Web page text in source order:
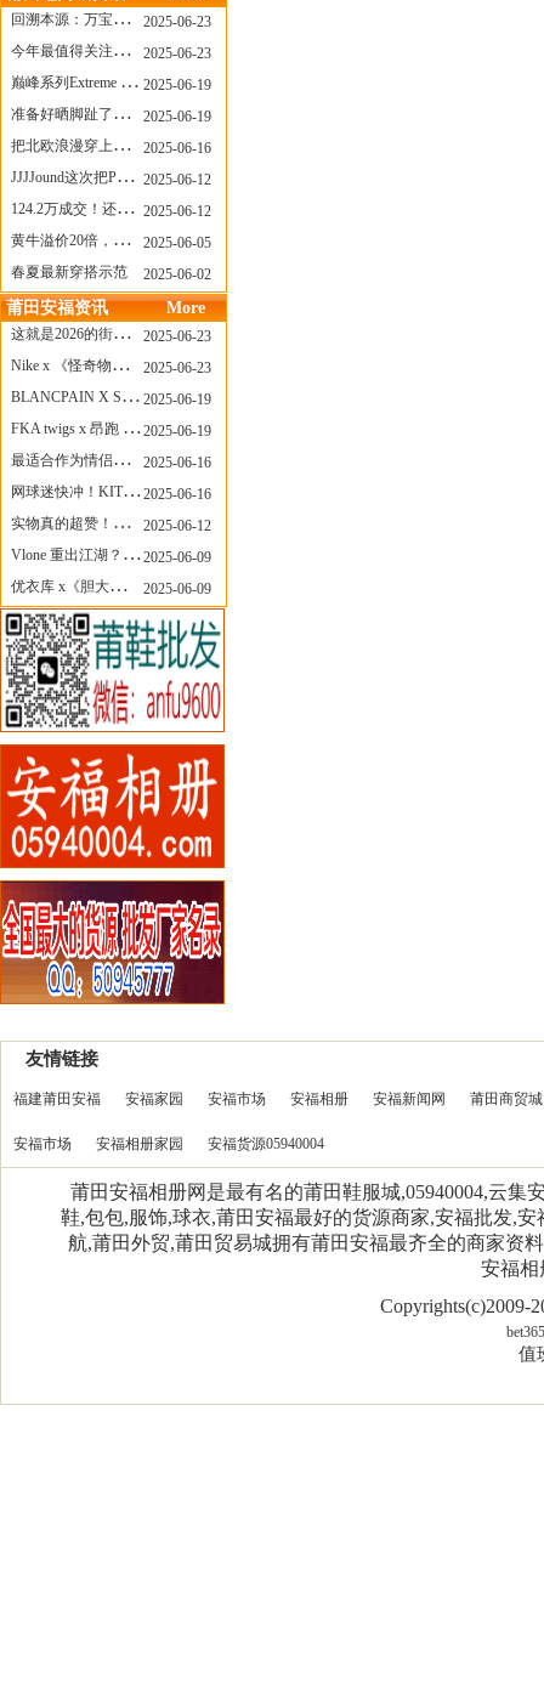
回溯本源：万宝龙推出明星系列都市灰腕表新作
2025-06-23
今年最值得关注的AF1！KOBE x AF1 明日发售
2025-06-23
巅峰系列Extreme Diver潜水腕表与Revival Diver复刻版潜水腕表共同推出“暗影款”新作
2025-06-19
准备好晒脚趾了吗？透明款 AF1 要回归了
2025-06-19
把北欧浪漫穿上脚，Cecilie Bahnsen x ASICS
2025-06-16
JJJJound这次把PUMA改得好安静
2025-06-12
124.2万成交！还有什么是Labubu做不到的？
2025-06-12
黄牛溢价20倍，「Labubu」3.0市价大盘点！假货比正品还贵...
2025-06-05
春夏最新穿搭示范
2025-06-02
莆田安福资讯 More
这就是2026的街头感！Prada新包我先爱了
2025-06-23
Nike x 《怪奇物语》联名回归，终于轮到这双热门款了！
2025-06-23
BLANCPAIN X SWATCH联名款 BIOCERAMIC SCUBA FIFTY FATHOMS 系列推出全新 GREEN ABYSS（碧波洋）腕表
2025-06-19
FKA twigs x 昂跑 联名来了，这三双 Cloud X 你选哪一双？
2025-06-19
最适合作为情侣鞋的New Balance 1906 Loafer出现了！
2025-06-16
网球迷快冲！KITH x Wilson 限量球拍太会设计了
2025-06-16
实物真的超赞！NB 新款 2010 新配色
2025-06-12
Vlone 重出江湖？突然又要联名，谁能想到！
2025-06-09
优衣库 x《胆大党》新品公布，第二季联动周边来了！
2025-06-09
友情链接
福建莆田安福 安福家园 安福市场 安福相册 安福新闻网 莆田商贸城
安福市场 安福相册家园 安福货源05940004
莆田安福相册网是最有名的莆田鞋服城,05940004,云
鞋,包包,服饰,球衣,莆田安福最好的货源商家,安福批发,
航,莆田外贸,莆田贸易城拥有莆田安福最齐全的商家资
安福相
Copyrights(c)2009-
bet365
值